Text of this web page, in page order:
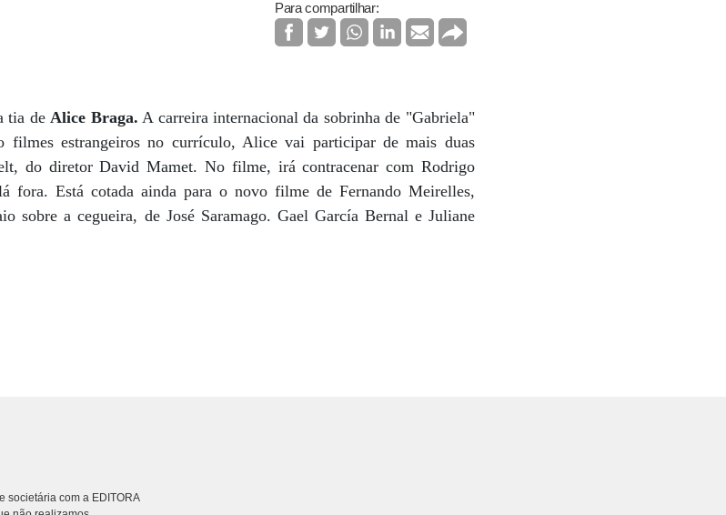
Para compartilhar:
tia deAlice Braga. A carreira internacional da sobrinha de "Gabriela"
filmes estrangeiros no currículo, Alice vai participar de mais duas
do diretor David Mamet. No filme, irá contracenar com Rodrigo
fora. Está cotada ainda para o novo filme de Fernando Meirelles,
sobre a cegueira, de José Saramago. Gael García Bernal e Juliane
societária com a EDITORA